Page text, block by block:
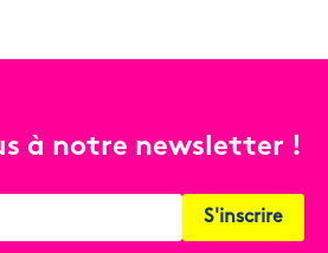
à notre newsletter !
S'inscrire